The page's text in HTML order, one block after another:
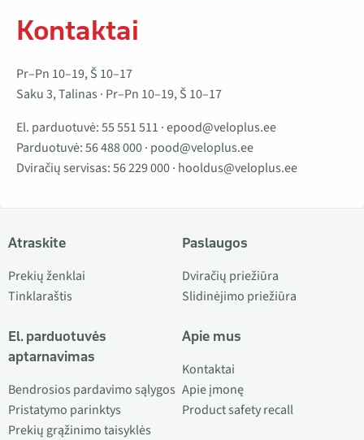
Kontaktai
Pr–Pn 10–19, Š 10–17
Saku 3, Talinas · Pr–Pn 10–19, Š 10–17
El. parduotuvė:55 551 511 ·epood@veloplus.ee
Parduotuvė:56 488 000· pood@veloplus.ee
Dviračių servisas:56 229 000· hooldus@veloplus.ee
Atraskite
Prekių ženklai
Tinklaraštis
El. parduotuvės
aptarnavimas
Bendrosios pardavimo sąlygos
Pristatymo parinktys
Prekių grąžinimo taisyklės
Paslaugos
Dviračių priežiūra
Slidinėjimo priežiūra
Apie mus
Kontaktai
Apie įmonę
Product safety recall